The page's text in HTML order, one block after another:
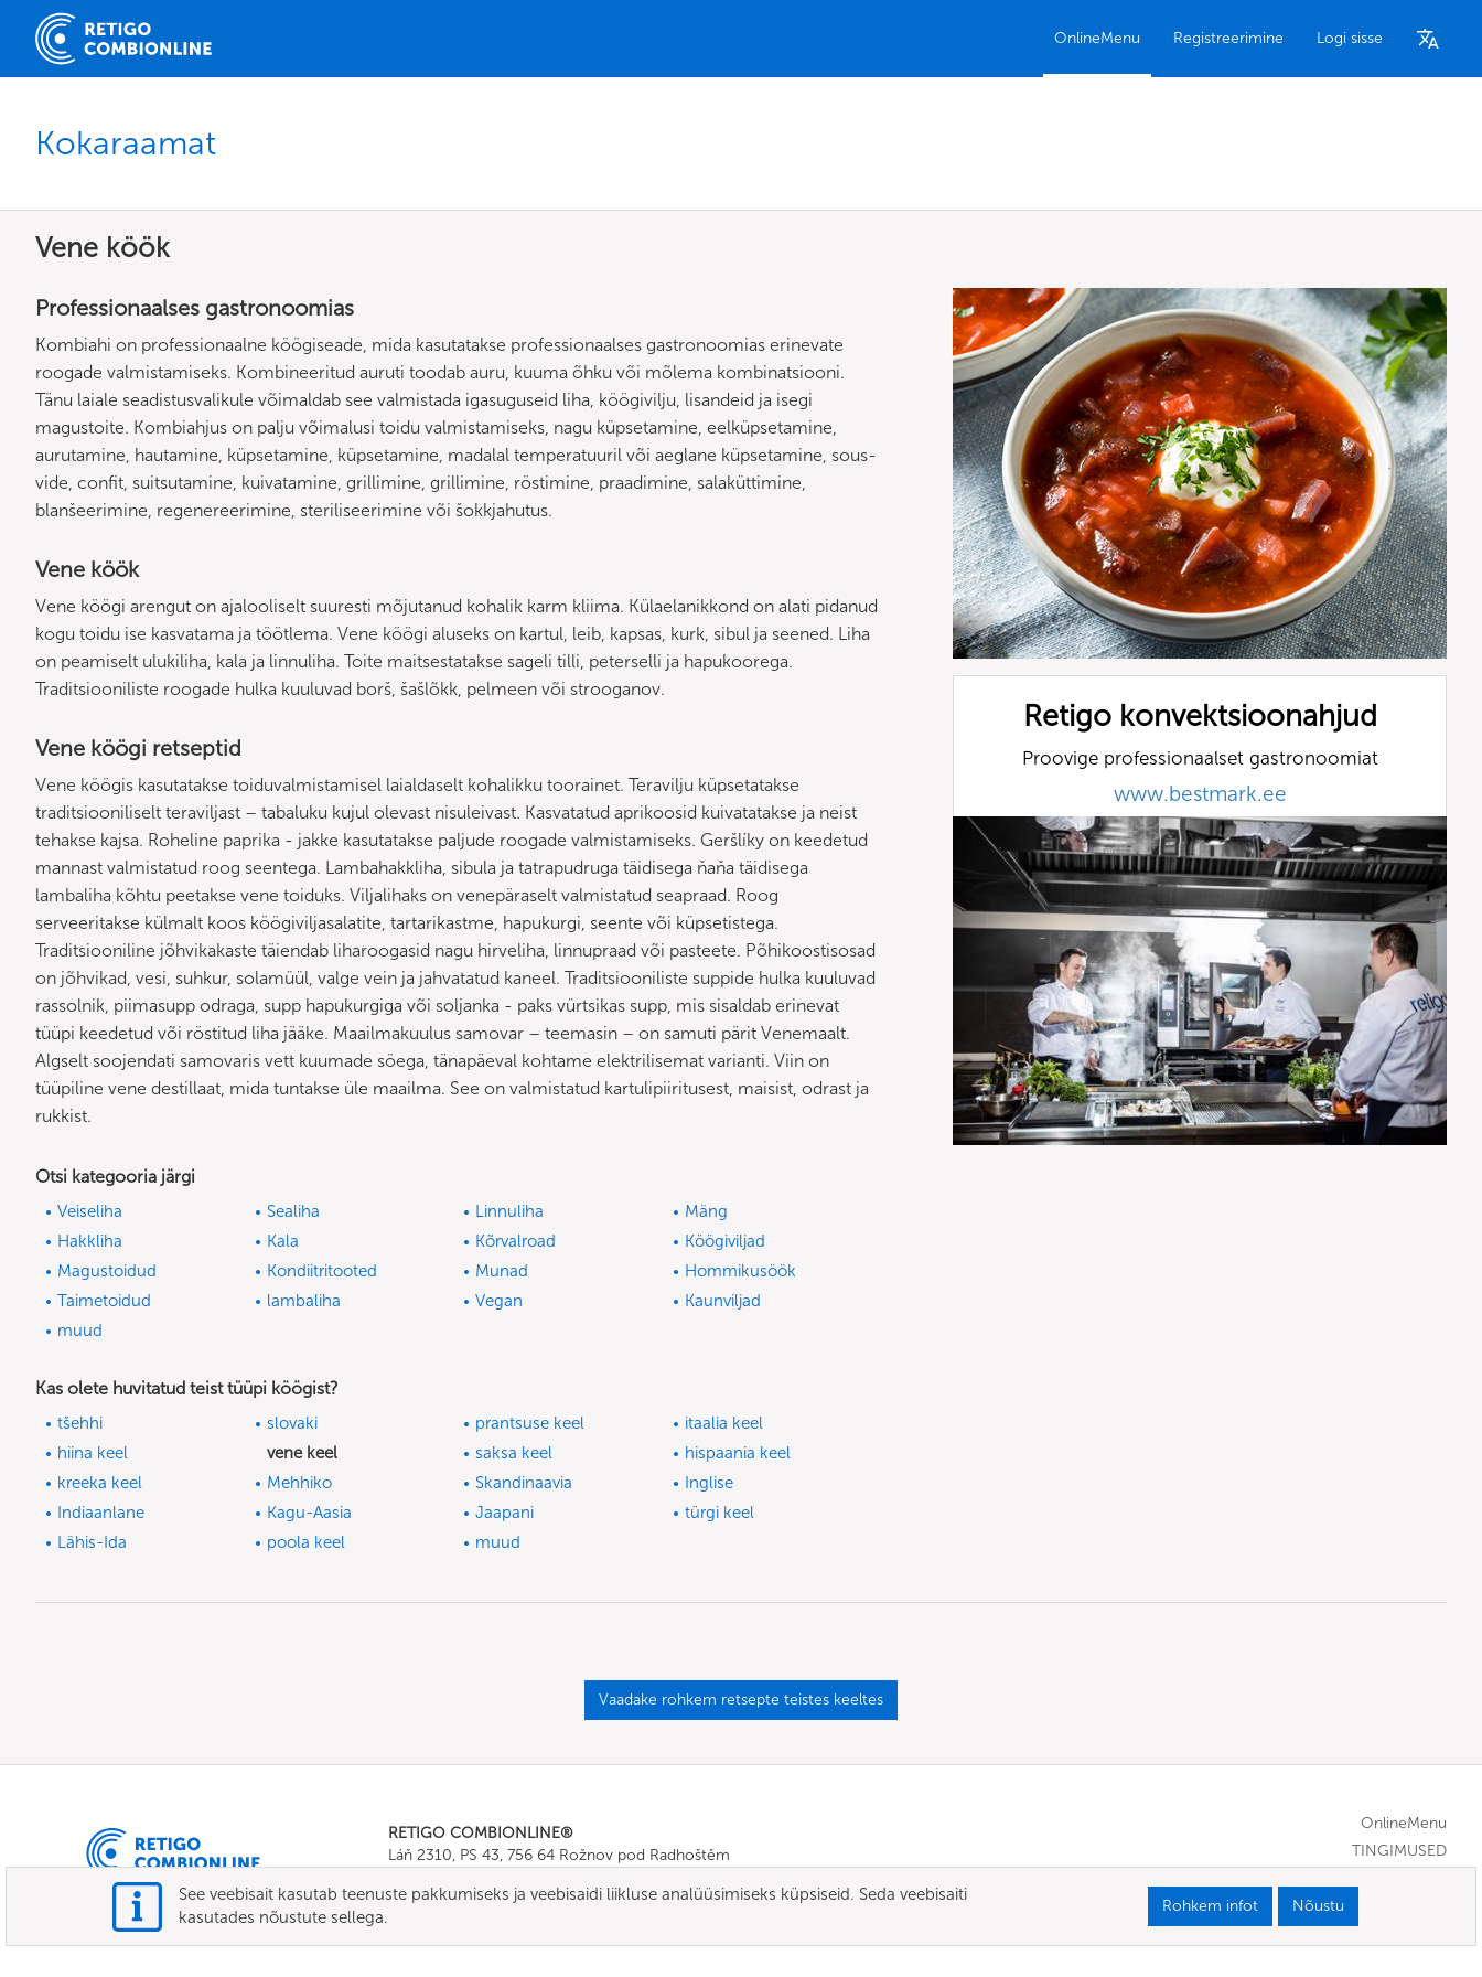
OnlineMenu Registreerimine Logi sisse
Kokaraamat
Vene köök
Professionaalses gastronoomias
Kombiahi on professionaalne köögiseade, mida kasutatakse professionaalses gastronoomias erinevate
roogade valmistamiseks. Kombineeritud auruti toodab auru, kuuma õhku või mõlema kombinatsiooni.
Tänu laiale seadistusvalikule võimaldab see valmistada igasuguseid liha, köögivilju, lisandeid ja isegi
magustoite. Kombiahjus on palju võimalusi toidu valmistamiseks, nagu küpsetamine, eelküpsetamine,
aurutamine, hautamine, küpsetamine, küpsetamine, madalal temperatuuril või aeglane küpsetamine, sous-
vide, confit, suitsutamine, kuivatamine, grillimine, grillimine, röstimine, praadimine, salaküttimine,
blanšeerimine, regenereerimine, steriliseerimine või šokkjahutus.
Vene köök
Vene köögi arengut on ajalooliselt suuresti mõjutanud kohalik karm kliima. Külaelanikkond on alati pidanud
kogu toidu ise kasvatama ja töötlema. Vene köögi aluseks on kartul, leib, kapsas, kurk, sibul ja seened. Liha
on peamiselt ulukiliha, kala ja linnuliha. Toite maitsestatakse sageli tilli, peterselli ja hapukoorega.
Traditsiooniliste roogade hulka kuuluvad borš, šašlõkk, pelmeen või strooganov.
Vene köögi retseptid
Vene köögis kasutatakse toiduvalmistamisel laialdaselt kohalikku toorainet. Teravilju küpsetatakse
traditsiooniliselt teraviljast – tabaluku kujul olevast nisuleivast. Kasvatatud aprikoosid kuivatatakse ja neist
tehakse kajsa. Roheline paprika - jakke kasutatakse paljude roogade valmistamiseks. Geršlíky on keedetud
mannast valmistatud roog seentega. Lambahakkliha, sibula ja tatrapudruga täidisega ňaňa täidisega
lambaliha kõhtu peetakse vene toiduks. Viljalihaks on venepäraselt valmistatud seapraad. Roog
serveeritakse külmalt koos köögiviljasalatite, tartarikastme, hapukurgi, seente või küpsetistega.
Traditsiooniline jõhvikakaste täiendab liharoogasid nagu hirveliha, linnupraad või pasteete. Põhikoostisosad
on jõhvikad, vesi, suhkur, solamüül, valge vein ja jahvatatud kaneel. Traditsiooniliste suppide hulka kuuluvad
rassolnik, piimasupp odraga, supp hapukurgiga või soljanka - paks vürtsikas supp, mis sisaldab erinevat
tüüpi keedetud või röstitud liha jääke. Maailmakuulus samovar – teemasin – on samuti pärit Venemaalt.
Algselt soojendati samovaris vett kuumade söega, tänapäeval kohtame elektrilisemat varianti. Viin on
tüüpiline vene destillaat, mida tuntakse üle maailma. See on valmistatud kartulipiiritusest, maisist, odrast ja
rukkist.
Retigo konvektsioonahjud
Proovige professionaalset gastronoomiat
www.bestmark.ee
Otsi kategooria järgi
Veiseliha Sealiha Linnuliha
Mäng
Hakkliha
Kala Kõrvalroad
Köögiviljad
Magustoidud
Kondiitritooted Munad
Hommikusöök
Taimetoidud
lambaliha Vegan
Kaunviljad
muud
Kas olete huvitatud teist tüüpi köögist?
tšehhi slovaki prantsuse keel
itaalia keel
hiina keel
vene keel saksa keel
hispaania keel
kreeka keel
Mehhiko Skandinaavia
Inglise
Indiaanlane
Kagu-Aasia Jaapani
türgi keel
Lähis-Ida
poola keel muud
Vaadake rohkem retsepte teistes keeltes
RETIGO COMBIONLINE®
Láň 2310, PS 43, 756 64 Rožnov pod Radhoštěm
E-mail:info@combionline.com
OnlineMenu
TINGIMUSED
See veebisait kasutab teenuste pakkumiseks ja veebisaidi liikluse analüüsimiseks küpsiseid. Seda veebisaiti
kasutades nõustute sellega.
Rohkem infot Nõustu